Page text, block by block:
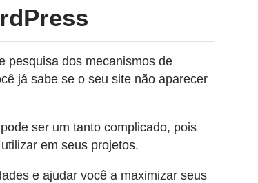
pesquisa dos mecanismos de
já sabe se o seu site não aparecer
ser um tanto complicado, pois
em seus projetos.
e ajudar você a maximizar seus